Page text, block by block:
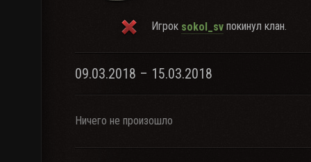
Игрок sokol_sv покинул клан.
09.03.2018 – 15.03.2018
Ничего не произошло